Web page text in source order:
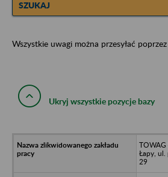
SZUKAJ
Wszystkie uwagi można przesyłać poprzez
Ukryj wszystkie pozycje bazy
TOWAG
Łapy, ul.
29